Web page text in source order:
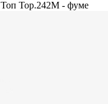
Топ Top.242M - фуме